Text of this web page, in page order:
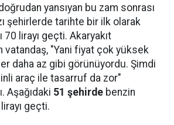
yansıyan bu zam sonrası
şehirlerde tarihte bir ilk olarak
70 lirayı geçti. Akaryakıt
vatandaş, "Yani fiyat çok yüksek
daha az gibi görünüyordu. Şimdi
araç ile tasarruf da zor"
Aşağıdaki 51 şehirde benzin
geçti.